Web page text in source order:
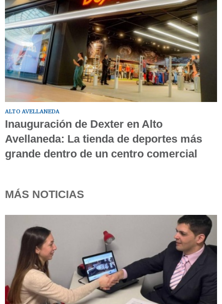
ALTO AVELLANEDA
Inauguración de Dexter en Alto
Avellaneda: La tienda de deportes más
grande dentro de un centro comercial
MÁS NOTICIAS